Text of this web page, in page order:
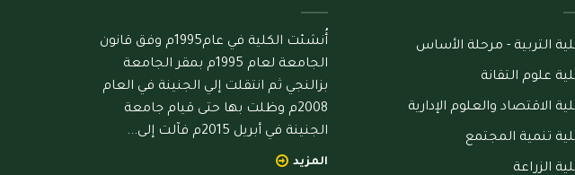
التربية - مرحلة الأساس
علوم التقانة
الاقتصاد والعلوم الإدارية
تنمية المجتمع
الزراعة
أُنشئت الكلية في عام1995م وفق قانون
الجامعة لعام 1995م بمقر الجامعة
بزالنجي ثم انتقلت إلي الجنينة في العام
2008م وظلت بها حتى قيام جامعة
الجنينة في أبريل 2015م فآلت إلى...
المزيد